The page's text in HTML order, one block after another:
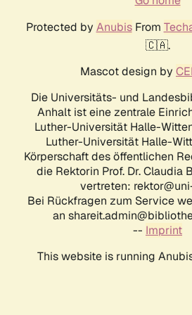
Protected by AnubisFrom
🇨🇦.
Mascot design by
Die Universitäts- und
Anhalt ist eine zentrale
Luther-Universität Halle-
Luther-Universität Halle-
Körperschaft des öffentlichen
die Rektorin Prof. Dr. Claudia
vertreten:
Bei Rückfragen zum Service
an
-- Imprint
This website is running